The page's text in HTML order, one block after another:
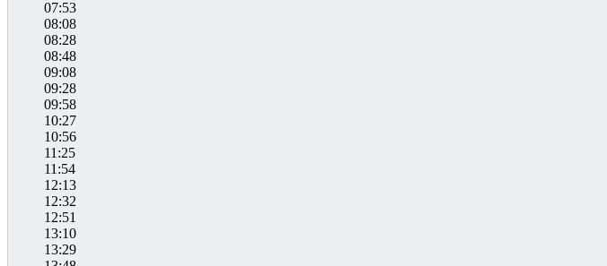
07:53
08:08
08:28
08:48
09:08
09:28
09:58
10:27
10:56
11:25
11:54
12:13
12:32
12:51
13:10
13:29